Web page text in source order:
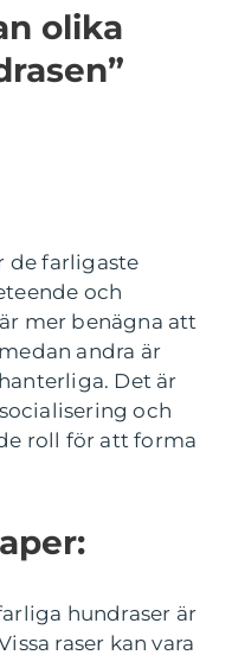
olika
de farligaste
och
mer benägna att
andra är
Det är
och
roll för att forma
hundraser är
raser kan vara